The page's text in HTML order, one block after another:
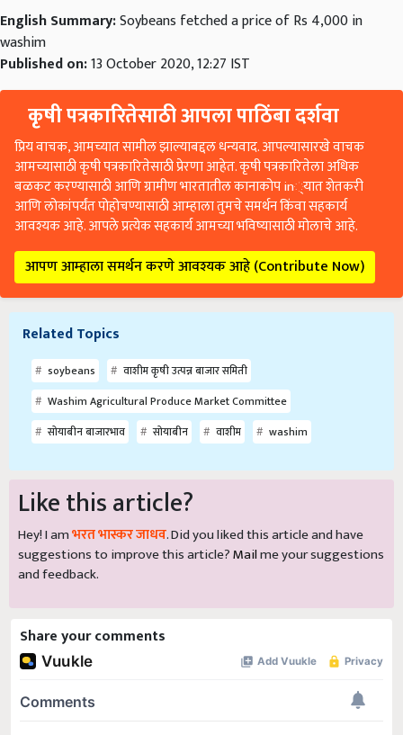
English Summary:Soybeans fetched a price of Rs 4,000 in
washim
Published on:13 October 2020, 12:27 IST
कृषी पत्रकारितेसाठी आपला पाठिंबा दर्शवा
प्रिय वाचक, आमच्यात सामील झाल्याबद्दल धन्यवाद. आपल्यासारखे वाचक
आमच्यासाठी कृषी पत्रकारितेसाठी प्रेरणा आहेत. कृषी पत्रकारितेला अधिक
बळकट करण्यासाठी आणि ग्रामीण भारतातील कानाकोप in्यात शेतकरी
आणि लोकांपर्यंत पोहोचण्यासाठी आम्हाला तुमचे समर्थन किंवा सहकार्य
आवश्यक आहे. आपले प्रत्येक सहकार्य आमच्या भविष्यासाठी मोलाचे आहे.
आपण आम्हाला समर्थन करणे आवश्यक आहे (Contribute Now)
Related Topics
soybeans
वाशीम कृषी उत्पन्न बाजार समिती
Washim Agricultural Produce Market Committee
सोयाबीन बाजारभाव
सोयाबीन वाशीम washim
Like this article?
Hey! I amभरत भास्कर जाधव. Did you liked this article and have
suggestions to improve this article?Mailme your suggestions
and feedback.
Share your comments